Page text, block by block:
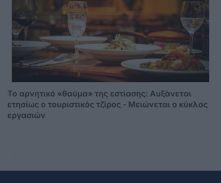
Το αρνητικό «θαύμα» της εστίασης: Αυξάνεται
ετησίως ο τουριστικός τζίρος - Mειώνεται ο κύκλος
εργασιών